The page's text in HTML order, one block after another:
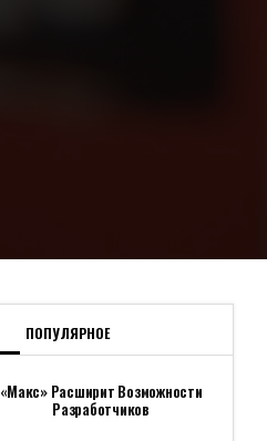
ПОПУЛЯРНОЕ
«Макс» Расширит Возможности
Разработчиков